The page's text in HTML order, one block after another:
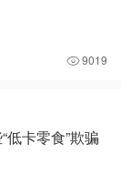
9019
低卡零食”欺骗